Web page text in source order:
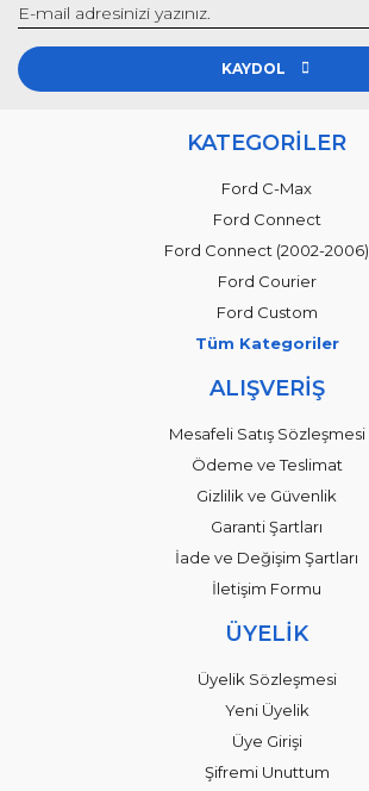
KAYDOL
KATEGORİLER
Ford C-Max
Ford Connect
Ford Connect (2002-2006)
Ford Courier
Ford Custom
Tüm Kategoriler
ALIŞVERİŞ
Mesafeli Satış Sözleşmesi
Ödeme ve Teslimat
Gizlilik ve Güvenlik
Garanti Şartları
İade ve Değişim Şartları
İletişim Formu
ÜYELİK
Üyelik Sözleşmesi
Yeni Üyelik
Üye Girişi
Şifremi Unuttum